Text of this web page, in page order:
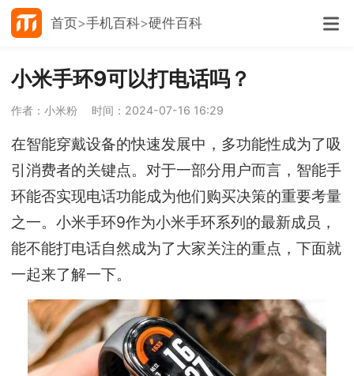
首页 手机百科 硬件百科
小米手环9可以打电话吗？
作者：小米粉 时间：2024-07-16 16:29
在智能穿戴设备的快速发展中，多功能性成为了吸
引消费者的关键点。对于一部分用户而言，智能手
环能否实现电话功能成为他们购买决策的重要考量
之一。小米手环9作为小米手环系列的最新成员，
能不能打电话自然成为了大家关注的重点，下面就
一起来了解一下。